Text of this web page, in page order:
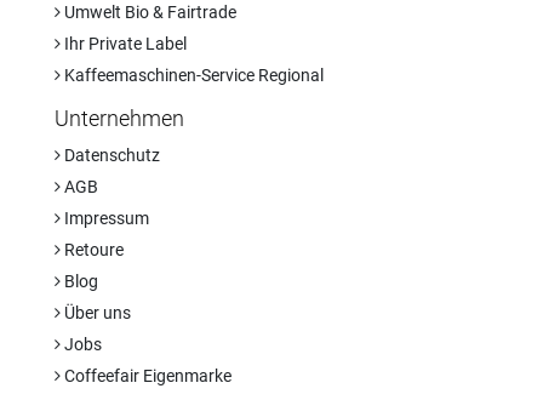
Umwelt Bio & Fairtrade
Ihr Private Label
Kaffeemaschinen-Service Regional
Unternehmen
Datenschutz
AGB
Impressum
Retoure
Blog
Über uns
Jobs
Coffeefair Eigenmarke